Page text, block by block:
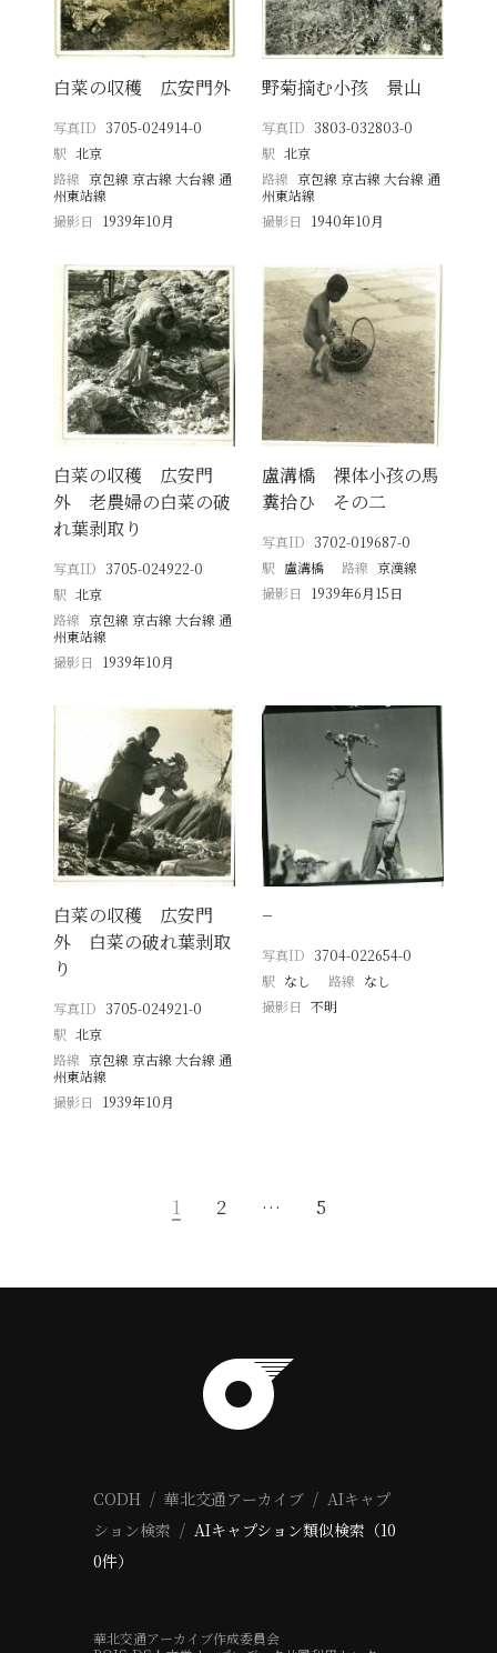
白菜の収穫 広安門外
写真ID 3705-024914-0
駅 北京
路線 京包線 京古線 大台線 通
州東站線
撮影日
1939年10月
野菊摘む小孩 景山
写真ID 3803-032803-0
駅 北京
路線 京包線 京古線 大台線 通
州東站線
撮影日
1940年10月
白菜の収穫 広安門
外 老農婦の白菜の破
れ葉剥取り
写真ID 3705-024922-0
駅 北京
路線 京包線 京古線 大台線 通
州東站線
撮影日
1939年10月
盧溝橋 裸体小孩の馬
糞拾ひ その二
写真ID 3702-019687-0
駅 盧溝橋 路線 京漢線
撮影日
1939年6月15日
白菜の収穫 広安門
外 白菜の破れ葉剥取
り
写真ID 3705-024921-0
駅 北京
路線 京包線 京古線 大台線 通
州東站線
撮影日
1939年10月
−
写真ID 3704-022654-0
駅 なし 路線 なし
撮影日 不明
1 2 … 5
CODH 華北交通アーカイブ
AIキャプ
ション検索
AIキャプション類似検索（10
0件）
華北交通アーカイブ作成委員会